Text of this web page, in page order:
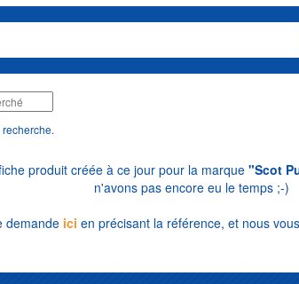
produit créée à ce jour pour la marque "Scot
n'avons pas encore eu le temps ;-)
demande ici en précisant la référence, et nous